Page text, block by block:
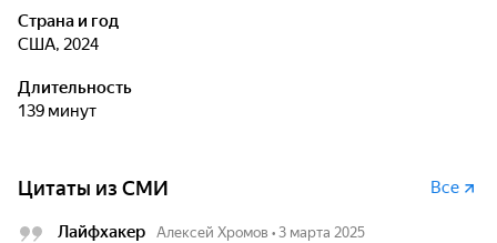
Страна и год
США, 2024
Длительность
139 минут
Цитаты из СМИ Все
Лайфхакер Алексей Хромов • 3 марта 2025